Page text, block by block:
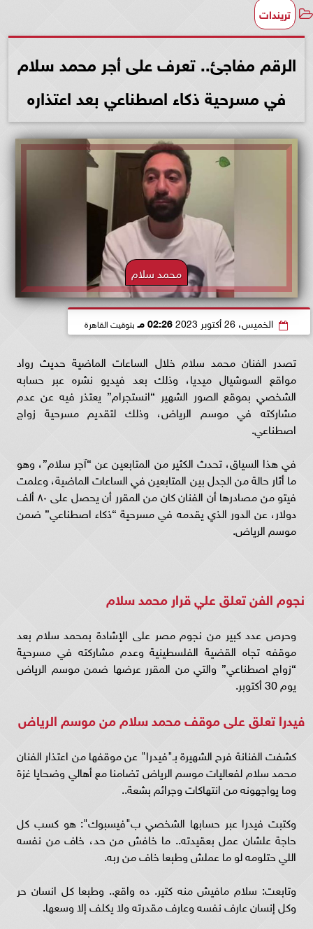
تريندات
الرقم مفاجئ.. تعرف على أجر محمد سلام
في مسرحية ذكاء اصطناعي بعد اعتذاره
محمد سلام
الخميس، 26 أكتوبر 2023 02:26 مـ بتوقيت القاهرة
تصدر الفنان محمد سلام خلال الساعات الماضية حديث رواد
مواقع السوشيال ميديا، وذلك بعد فيديو نشره عبر حسابه
الشخصي بموقع الصور الشهير “انستجرام” يعتذر فيه عن عدم
مشاركته في موسم الرياض، وذلك لتقديم مسرحية زواج
اصطناعي.
في هذا السياق، تحدث الكثير من المتابعين عن “آجر سلام”، وهو
ما أثار حالة من الجدل بين المتابعين في الساعات الماضية، وعلمت
فيتو من مصادرها أن الفنان كان من المقرر أن يحصل على ٨٠ ألف
دولار، عن الدور الذي يقدمه في مسرحية “ذكاء اصطناعي” ضمن
موسم الرياض.
نجوم الفن تعلق علي قرار محمد سلام
وحرص عدد كبير من نجوم مصر على الإشادة بمحمد سلام بعد
موقفه تجاه القضية الفلسطينية وعدم مشاركته في مسرحية
“زواج اصطناعي” والتي من المقرر عرضها ضمن موسم الرياض
يوم 30 أكتوبر.
فيدرا تعلق على موقف محمد سلام من موسم الرياض
كشفت الفنانة فرح الشهيرة بـ"فيدرا" عن موقفها من اعتذار الفنان
محمد سلام لفعاليات موسم الرياض تضامنا مع أهالي وضحايا غزة
وما يواجهونه من انتهاكات وجرائم بشعة..
وكتبت فيدرا عبر حسابها الشخصي ب"فيسبوك": هو كسب كل
حاجة علشان عمل بعقيدته.. ما خافش من حد، خاف من نفسه
اللي حتلومه لو ما عملش وطبعا خاف من ربه.
وتابعت: سلام مافيش منه كتير. ده واقع.. وطبعا كل انسان حر
وكل إنسان عارف نفسه وعارف مقدرته ولا يكلف إلا وسعها.